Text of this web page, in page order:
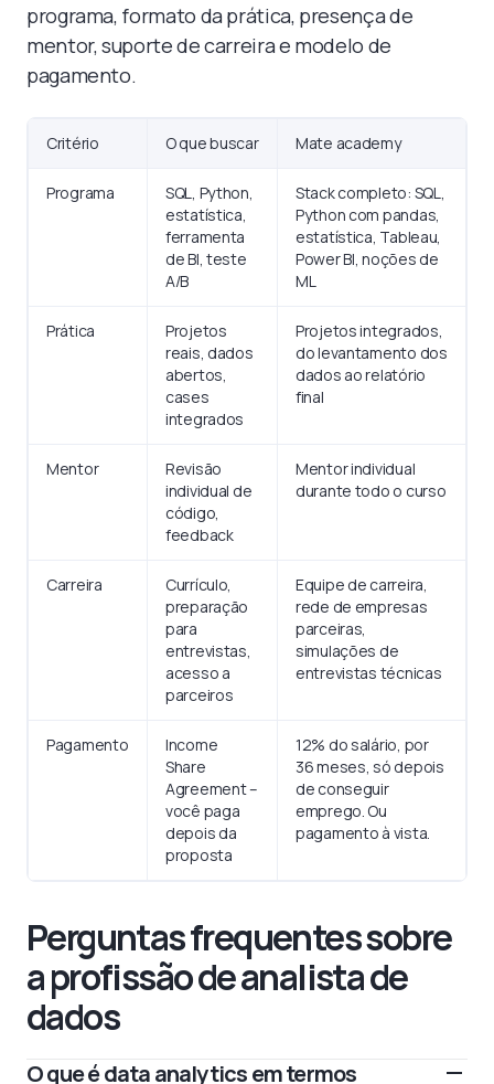
programa, formato da prática, presença de
mentor, suporte de carreira e modelo de
pagamento.
Critério O que buscar Mate academy
Programa
SQL, Python,
estatística,
ferramenta
de BI, teste
A/B
Stack completo: SQL,
Python com pandas,
estatística, Tableau,
Power BI, noções de
ML
Prática
Projetos
reais, dados
abertos,
cases
integrados
Projetos integrados,
do levantamento dos
dados ao relatório
final
Mentor
Revisão
individual de
código,
feedback
Mentor individual
durante todo o curso
Carreira
Currículo,
preparação
para
entrevistas,
acesso a
parceiros
Equipe de carreira,
rede de empresas
parceiras,
simulações de
entrevistas técnicas
Pagamento
Income
Share
Agreement –
você paga
depois da
proposta
12% do salário, por
36 meses, só depois
de conseguir
emprego. Ou
pagamento à vista.
Perguntas frequentes sobre
a profissão de analista de
dados
O que é data analytics em termos